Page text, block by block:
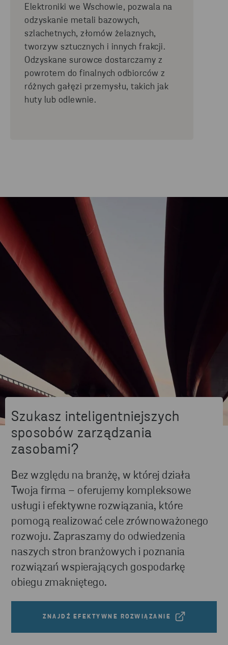
Elektroniki we Wschowie, pozwala na
odzyskanie metali bazowych,
szlachetnych, złomów żelaznych,
tworzyw sztucznych i innych frakcji.
Odzyskane surowce dostarczamy z
powrotem do finalnych odbiorców z
różnych gałęzi przemysłu, takich jak
huty lub odlewnie.
Szukasz inteligentniejszych
sposobów zarządzania
zasobami?
Bez względu na branżę, w której działa
Twoja firma – oferujemy kompleksowe
usługi i efektywne rozwiązania, które
pomogą realizować cele zrównoważonego
rozwoju. Zapraszamy do odwiedzenia
naszych stron branżowych i poznania
rozwiązań wspierających gospodarkę
obiegu zmakniętego.
ZNAJDŹ EFEKTYWNE ROZWIĄZANIE